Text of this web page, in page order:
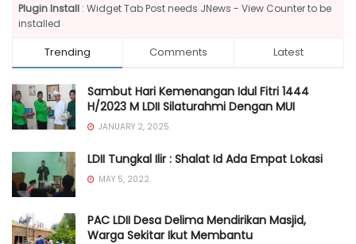
Plugin Install : Widget Tab Post needs JNews - View Counter to be
installed
Trending Comments Latest
Sambut Hari Kemenangan Idul Fitri 1444
H/2023 M LDII Silaturahmi Dengan MUI
JANUARY 2, 2025
LDII Tungkal Ilir : Shalat Id Ada Empat Lokasi
MAY 5, 2022
PAC LDII Desa Delima Mendirikan Masjid,
Warga Sekitar Ikut Membantu